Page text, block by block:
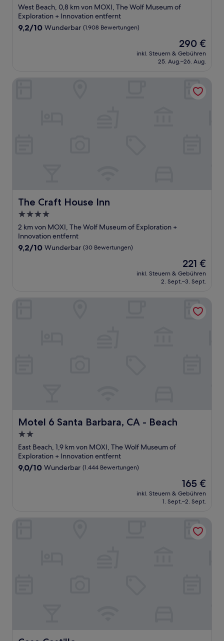
Sterne-
Unterkunft
West Beach, 0,8 km von MOXI, The Wolf Museum of
Exploration + Innovation entfernt
9.2
9,2/10 Wunderbar (1.908 Bewertungen)
Der
Preis
beträgt
290 €
inkl. Steuern & Gebühren
25. Aug.–26. Aug.
The Craft House Inn
The Craft House Inn
4.0-
Sterne-
Unterkunft
2 km von MOXI, The Wolf Museum of Exploration +
Innovation entfernt
9.2
9,2/10 Wunderbar (30 Bewertungen)
Der
Preis
beträgt
221 €
inkl. Steuern & Gebühren
2. Sept.–3. Sept.
Motel 6 Santa Barbara, CA - Beach
Motel 6 Santa Barbara, CA - Beach
2.0-
Sterne-
Unterkunft
East Beach, 1,9 km von MOXI, The Wolf Museum of
Exploration + Innovation entfernt
9.0
9,0/10 Wunderbar (1.444 Bewertungen)
Der
Preis
beträgt
165 €
inkl. Steuern & Gebühren
1. Sept.–2. Sept.